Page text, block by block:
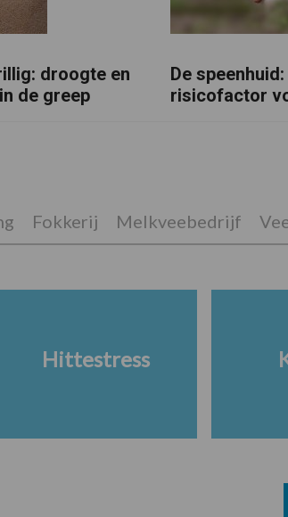
droogte en
de greep
De
risicofactor
Fokkerij Melkveebedrijf
Hittestress